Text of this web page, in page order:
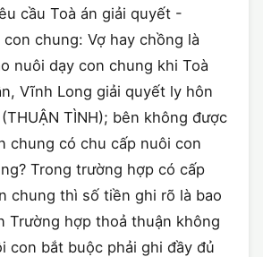
ĐÌNH
cầu Toà án giải quyết -
chung: Vợ hay chồng là
nuôi dạy con chung khi Toà
Vĩnh Long giải quyết ly hôn
TÌNH); bên không được
chung có chu cấp nuôi con
Trong trường hợp có cấp
chung thì số tiền ghi rõ là bao
Trường hợp thoả thuận không
con bắt buộc phải ghi đầy đủ